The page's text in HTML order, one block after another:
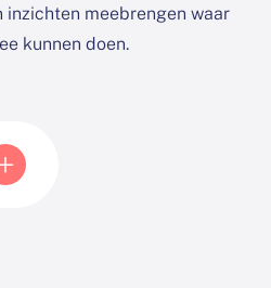
inzichten meebrengen waar
kunnen doen.